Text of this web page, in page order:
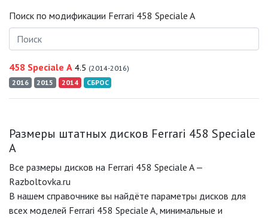
Поиск по модификации Ferrari 458 Speciale A
458 Speciale A 4.5 (2014-2016)
2016
2015 2014 СБРОС
Размеры штатных дисков Ferrari 458 Speciale
A
Все размеры дисков на Ferrari 458 Speciale A —
Razboltovka.ru
В нашем справочнике вы найдёте параметры дисков для
всех моделей Ferrari 458 Speciale A, минимальные и